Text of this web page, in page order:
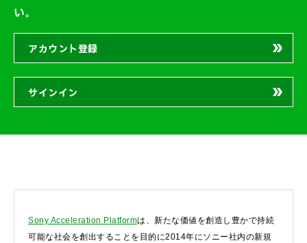
い。
アカウント登録
サインイン
Sony Acceleration Platformは、新たな価値を創造し豊かで持続
可能な社会を創出することを目的に2014年にソニー社内の新規